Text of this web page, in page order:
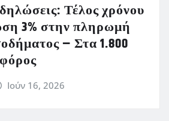
Τέλος χρόνου
3% στην πληρωμή
– Στα 1.800
Ιούν 16, 2026